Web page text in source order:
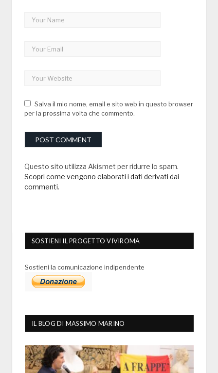
Salva il mio nome, email e sito web in questo browser
per la prossima volta che commento.
Questo sito utilizza Akismet per ridurre lo spam.
Scopri come vengono elaborati i dati derivati dai
commenti.
SOSTIENI IL PROGETTO VIVIROMA
Sostieni la comunicazione indipendente
IL BLOG DI MASSIMO MARINO